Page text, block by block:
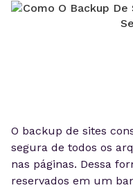
O backup de sites
segura de todos os
nas páginas. Dessa
reservados em um